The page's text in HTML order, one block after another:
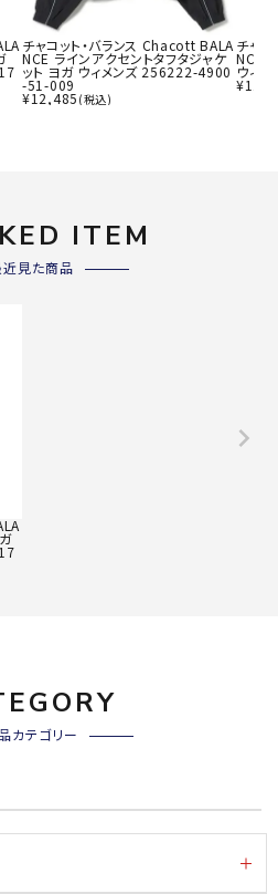
チャコット・バランス Chacott BALA
NCE ラインアクセントタフタジャケ
ット ヨガ ウィメンズ 256222-4900
-51-009
¥12,485 (税込)
チャ
NCE
ウィ
¥
ITEM
近見た商品
カテゴリー